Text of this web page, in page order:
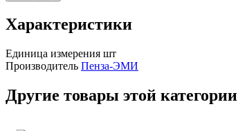
Характеристики
Единица измерения шт
Производитель Пенза-ЭМИ
Другие товары этой категории